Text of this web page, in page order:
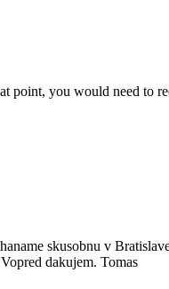
point, you would need to
skusobnu v
dakujem. Tomas